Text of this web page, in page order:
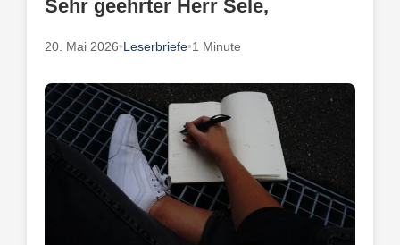
Sehr geehrter Herr Sele,
20. Mai 2026•Leserbriefe•1 Minute